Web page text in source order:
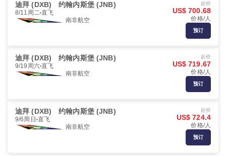
迪拜 (DXB) 约翰内斯堡 (JNB)
8/11周二 直飞
南非航空
起价
US$ 700.68
价格/人
预订
迪拜 (DXB) 约翰内斯堡 (JNB)
9/19周六 直飞
南非航空
起价
US$ 719.67
价格/人
预订
迪拜 (DXB) 约翰内斯堡 (JNB)
9/6周日 直飞
南非航空
起价
US$ 724.4
价格/人
预订